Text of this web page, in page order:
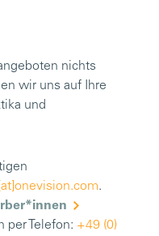
nichts
wir uns auf Ihre
und
.
per Telefon: +49 (0)